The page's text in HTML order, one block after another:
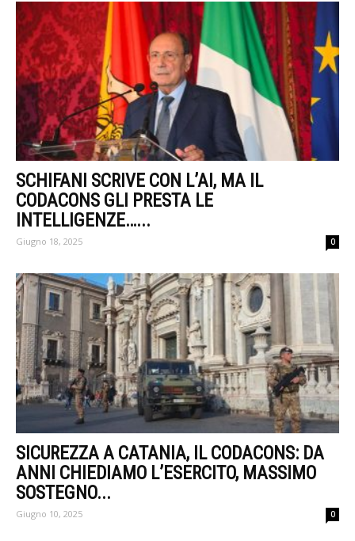
SCHIFANI SCRIVE CON L’AI, MA IL
CODACONS GLI PRESTA LE
INTELLIGENZE…...
Giugno 18, 2025 0
SICUREZZA A CATANIA, IL CODACONS: DA
ANNI CHIEDIAMO L’ESERCITO, MASSIMO
SOSTEGNO...
Giugno 10, 2025 0